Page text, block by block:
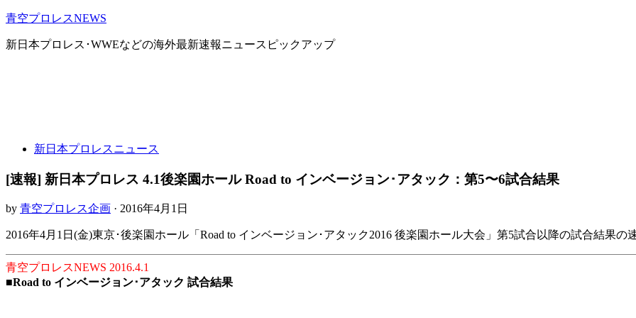
青空プロレスNEWS
新日本プロレス･WWEなどの海外最新速報ニュースピックアップ
新日本プロレスニュース
[速報] 新日本プロレス 4.1後楽園ホール Road to インベージョン･アタック：第5〜6試合結果
by 青空プロレス企画 · 2016年4月1日
2016年4月1日(金)東京･後楽園ホール「Road to インベージョン･アタック2016 後楽園ホール大会」第5試合以降の試合結果の
青空プロレスNEWS 2016.4.1
■Road to インベージョン･アタック 試合結果